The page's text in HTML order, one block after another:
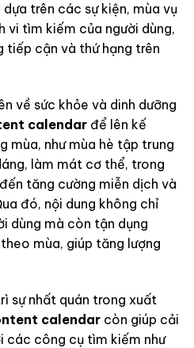
trên các sự kiện, mùa vụ
vi tìm kiếm của người dùng,
tiếp cận và thứ hạng trên
về sức khỏe và dinh dưỡng
calendar để lên kế
mùa, như mùa hè tập trung
làm mát cơ thể, trong
tăng cường miễn dịch và
đó, nội dung không chỉ
dùng mà còn tận dụng
mùa, giúp tăng lượng
sự nhất quán trong xuất
calendar còn giúp cải
các công cụ tìm kiếm như